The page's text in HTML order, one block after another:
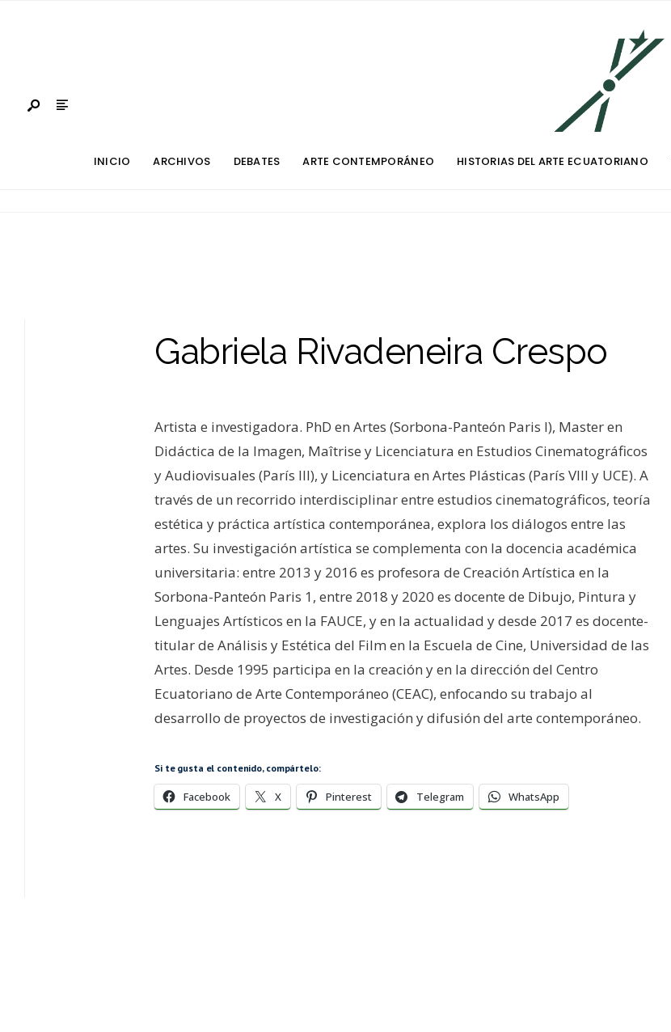
INICIO ARCHIVOS DEBATES ARTE CONTEMPORÁNEO HISTORIAS DEL ARTE ECUATORIANO
Gabriela Rivadeneira Crespo
Artista e investigadora. PhD en Artes (Sorbona-Panteón Paris I), Master en
Didáctica de la Imagen, Maîtrise y Licenciatura en Estudios Cinematográficos
y Audiovisuales (París III), y Licenciatura en Artes Plásticas (París VIII y UCE). A
través de un recorrido interdisciplinar entre estudios cinematográficos, teoría
estética y práctica artística contemporánea, explora los diálogos entre las
artes. Su investigación artística se complementa con la docencia académica
universitaria: entre 2013 y 2016 es profesora de Creación Artística en la
Sorbona-Panteón Paris 1, entre 2018 y 2020 es docente de Dibujo, Pintura y
Lenguajes Artísticos en la FAUCE, y en la actualidad y desde 2017 es docente-
titular de Análisis y Estética del Film en la Escuela de Cine, Universidad de las
Artes. Desde 1995 participa en la creación y en la dirección del Centro
Ecuatoriano de Arte Contemporáneo (CEAC), enfocando su trabajo al
desarrollo de proyectos de investigación y difusión del arte contemporáneo.
Si te gusta el contenido, compártelo:
Facebook X Pinterest Telegram WhatsApp